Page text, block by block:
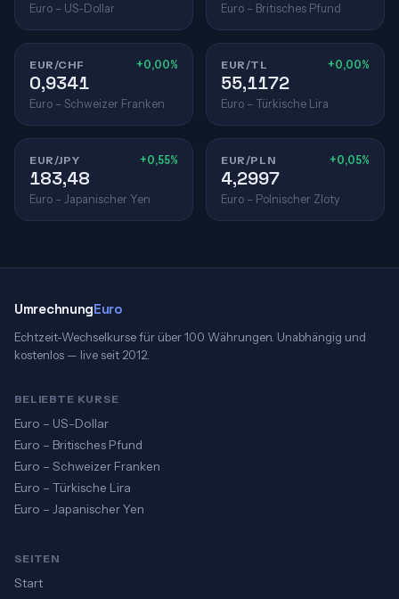
Euro – US-Dollar Euro – Britisches Pfund
EUR/CHF +0,00%
0,9341
Euro – Schweizer Franken
EUR/TL +0,00%
55,1172
Euro – Türkische Lira
EUR/JPY +0,55%
183,48
Euro – Japanischer Yen
EUR/PLN +0,05%
4,2997
Euro – Polnischer Zloty
UmrechnungEuro
Echtzeit-Wechselkurse für über 100 Währungen. Unabhängig und
kostenlos — live seit 2012.
BELIEBTE KURSE
Euro – US-Dollar
Euro – Britisches Pfund
Euro – Schweizer Franken
Euro – Türkische Lira
Euro – Japanischer Yen
SEITEN
Start